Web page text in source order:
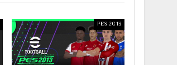
PES 2013